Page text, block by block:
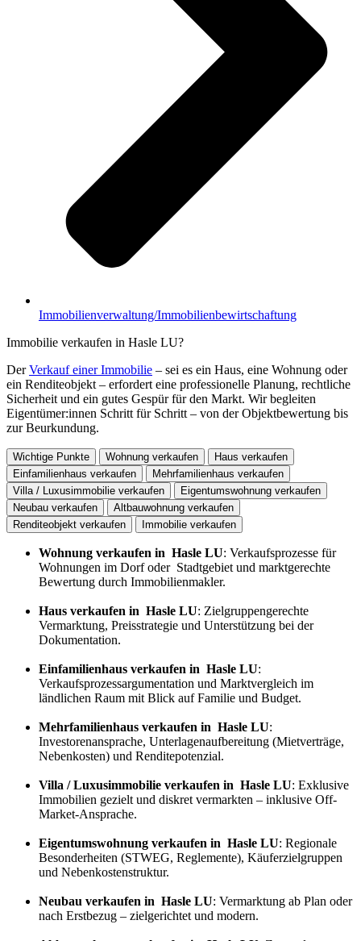
Immobilienverwaltung/Immobilienbewirtschaftung
Immobilie verkaufen in Hasle LU?
DerVerkauf einer Immobilie – sei es ein Haus, eine Wohnung oder
ein Renditeobjekt – erfordert eine professionelle Planung, rechtliche
Sicherheit und ein gutes Gespür für den Markt. Wir begleiten
Eigentümer:innen Schritt für Schritt – von der Objektbewertung bis
zur Beurkundung.
Wichtige Punkte Wohnung verkaufen
Haus verkaufen
Einfamilienhaus verkaufen
Mehrfamilienhaus verkaufen
Villa / Luxusimmobilie verkaufen
Eigentumswohnung verkaufen
Neubau verkaufen
Altbauwohnung verkaufen
Renditeobjekt verkaufen
Immobilie verkaufen
Wohnung verkaufen in Hasle LU: Verkaufsprozesse für
Wohnungen im Dorf oder Stadtgebiet und marktgerechte
Bewertung durch Immobilienmakler.
Haus verkaufen in Hasle LU: Zielgruppengerechte
Vermarktung, Preisstrategie und Unterstützung bei der
Dokumentation.
Einfamilienhaus verkaufen in Hasle LU:
Verkaufsprozessargumentation und Marktvergleich im
ländlichen Raum mit Blick auf Familie und Budget.
Mehrfamilienhaus verkaufen in Hasle LU:
Investorenansprache, Unterlagenaufbereitung (Mietverträge,
Nebenkosten) und Renditepotenzial.
Villa / Luxusimmobilie verkaufen in Hasle LU: Exklusive
Immobilien gezielt und diskret vermarkten – inklusive Off-
Market-Ansprache.
Eigentumswohnung verkaufen in Hasle LU: Regionale
Besonderheiten (STWEG, Reglemente), Käuferzielgruppen
und Nebenkostenstruktur.
Neubau verkaufen in Hasle LU: Vermarktung ab Plan oder
nach Erstbezug – zielgerichtet und modern.